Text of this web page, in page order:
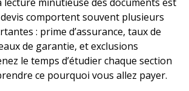
comportent souvent plusieurs
: prime d’assurance, taux de
de garantie, et exclusions
le temps d’étudier chaque section
ce pourquoi vous allez payer.